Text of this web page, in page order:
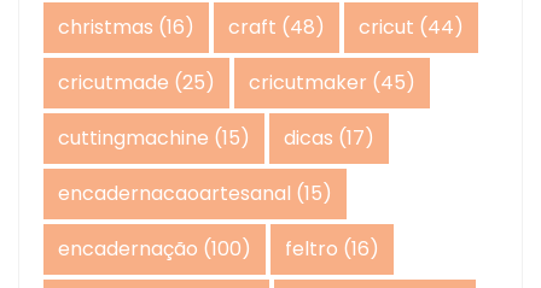
christmas (16) craft (48) cricut (44)
cricutmade (25) cricutmaker (45)
cuttingmachine (15) dicas (17)
encadernacaoartesanal (15)
encadernação (100) feltro (16)